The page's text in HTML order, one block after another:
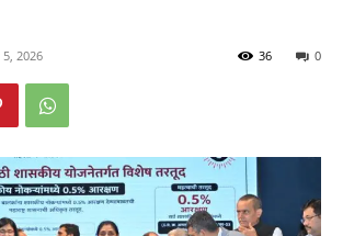
5, 2026 0
36